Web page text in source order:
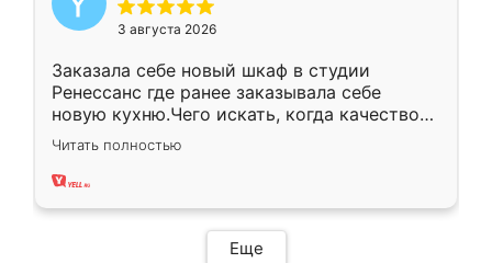
3 августа 2026
Заказала себе новый шкаф в студии
Ренессанс где ранее заказывала себе
новую кухню.Чего искать, когда качеством
вполне довольна. Служит кухня уже почти
два года, нареканий нет.
Читать полностью
Еще